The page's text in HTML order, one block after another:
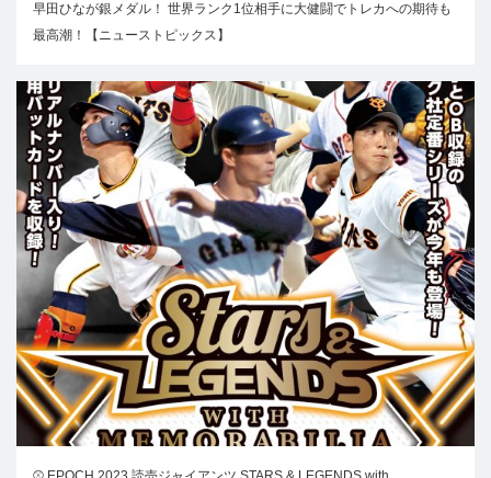
早田ひなが銀メダル！ 世界ランク1位相手に大健闘でトレカへの期待も
最高潮！【ニューストピックス】